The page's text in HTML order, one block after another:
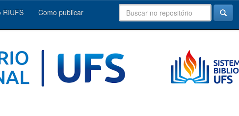
RIUFS Como publicar